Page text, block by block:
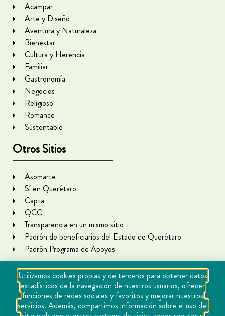
Acampar
Arte y Diseño
Aventura y Naturaleza
Bienestar
Cultura y Herencia
Familiar
Gastronomía
Negocios
Religioso
Romance
Sustentable
Otros Sitios
Asomarte
Sí en Querétaro
Capta
QCC
Transparencia en un mismo sitio
Padrón de beneficiarios del Estado de Querétaro
Padrón Programa de Apoyos
Utilizamos cookies propias y de terceros para obtener datos
estadísticos de la navegación de nuestros usuarios, ofrecer
funciones de redes sociales y favoritos y mejorar nuestros
servicios. Además, compartimos información sobre el uso del